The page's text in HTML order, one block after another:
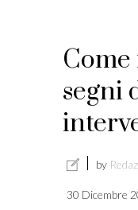
segni
by
30 Dicembre